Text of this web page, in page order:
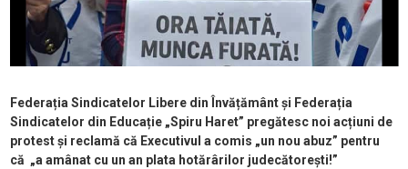
Federația Sindicatelor Libere din Învățământ și Federația
Sindicatelor din Educație „Spiru Haret” pregătesc noi acțiuni de
protest și reclamă că Executivul a comis „un nou abuz” pentru
că „a amânat cu un an plata hotărârilor judecătorești!”